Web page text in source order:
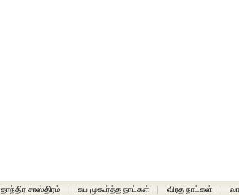
தாந்திர சாஸ்திரம் சுப முகூர்த்த நாட்கள் விரத நாட்கள்